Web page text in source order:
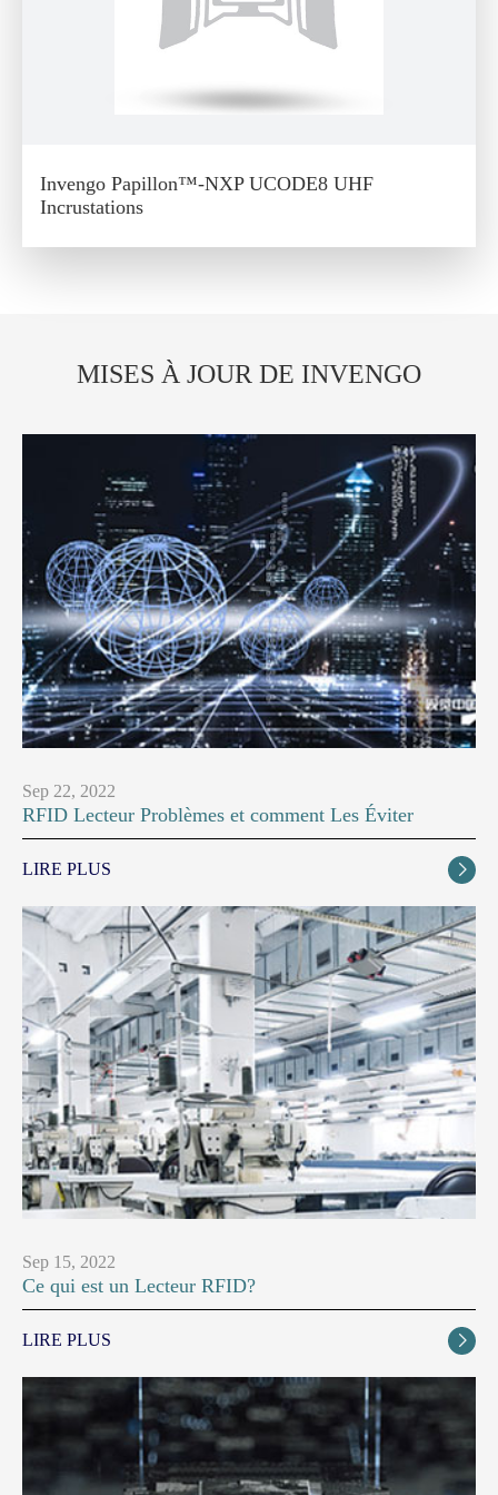
Invengo Papillon™-NXP UCODE8 UHF
Incrustations
MISES À JOUR DE INVENGO
Sep 22, 2022
RFID Lecteur Problèmes et comment Les Éviter
LIRE PLUS 
Sep 15, 2022
Ce qui est un Lecteur RFID?
LIRE PLUS 